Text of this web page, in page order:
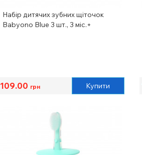
Набір дитячих зубних щіточок
Babyono Blue 3 шт., 3 міс.+
109.00 грн Купити